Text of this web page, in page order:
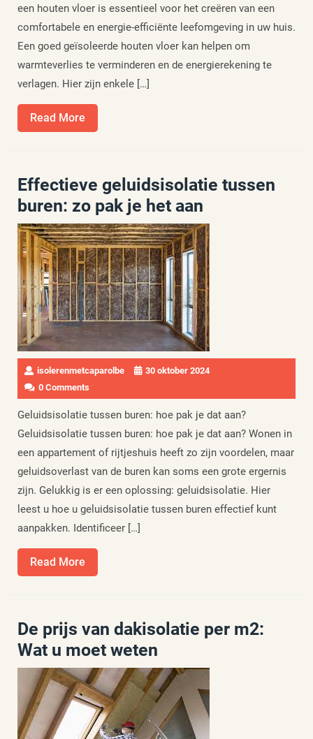
een houten vloer is essentieel voor het creëren van een
comfortabele en energie-efficiënte leefomgeving in uw huis.
Een goed geïsoleerde houten vloer kan helpen om
warmteverlies te verminderen en de energierekening te
verlagen. Hier zijn enkele […]
Read More
More
Effectieve geluidsisolatie tussen
buren: zo pak je het aan
isolerenmetcaparolbe
30 oktober 2024
0 Comments
Geluidsisolatie tussen buren: hoe pak je dat aan?
Geluidsisolatie tussen buren: hoe pak je dat aan? Wonen in
een appartement of rijtjeshuis heeft zo zijn voordelen, maar
geluidsoverlast van de buren kan soms een grote ergernis
zijn. Gelukkig is er een oplossing: geluidsisolatie. Hier
leest u hoe u geluidsisolatie tussen buren effectief kunt
aanpakken. Identificeer […]
Read More
More
De prijs van dakisolatie per m2:
Wat u moet weten